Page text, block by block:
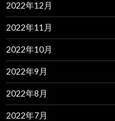
2022年12月
2022年11月
2022年10月
2022年9月
2022年8月
2022年7月